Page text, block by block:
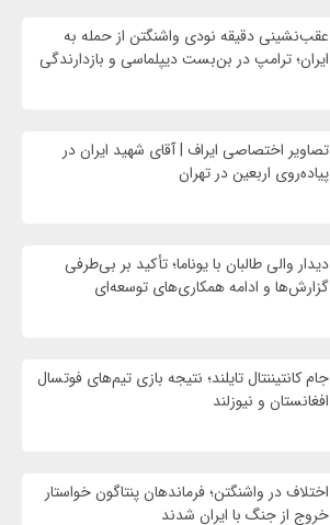
عقب‌نشینی دقیقه نودی واشنگتن از حمله به
ایران؛ ترامپ در بن‌بست دیپلماسی و بازدارندگی
تصاویر اختصاصی ایراف | آقای شهید ایران در
پیاده‌روی اربعین در تهران
دیدار والی طالبان با یوناما؛ تأکید بر بی‌طرفی
گزارش‌ها و ادامه همکاری‌های توسعه‌ای
جام کانتیننتال تایلند؛ نتیجه بازی تیم‌های فوتسال
افغانستان و نیوزلند
اختلاف در واشنگتن؛ فرماندهان پنتاگون خواستار
خروج از جنگ با ایران شدند